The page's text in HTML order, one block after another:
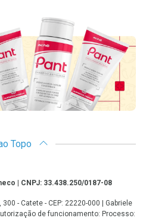
Topo
| CNPJ: 33.438.250/0187-08
- Catete - CEP: 22220-000 | Gabriele
de funcionamento: Processo: